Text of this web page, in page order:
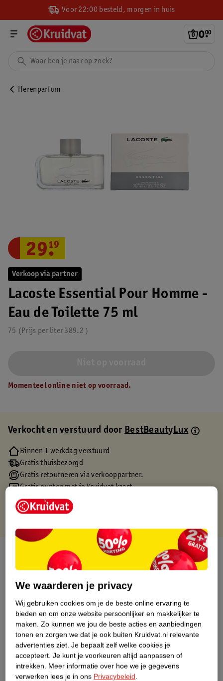
Voor 22:00 besteld, morgen in huis
0.
00
Herenparfum
Verkoop via partner
Lacoste Essential Pour Homme -
Eau de Toilette 75 ml
75 389.2
Prijs per liter
29.
19
Momenteel online niet op voorraad.
Verkocht en verstuurd doorBestBeautyLux
Binnen 1 werkdag verstuurd
Gratis thuisbezorgd
Gratis retourneren via verkooppartner.
Gratis punten met je Kruidvat kaart
Over dit product
Etiketinformatie
Nature Impact Score
Dit product heeft (nog) geen Nature
Impact Score.
Meer informatie
We waarderen je privacy
Wij gebruiken cookies om je de beste online ervaring te
bieden en om onze website persoonlijker en makkelijker te
maken. Zo kunnen we jou de beste acties en aanbiedingen
tonen en zorgen we dat je ook buiten Kruidvat.nl relevante
advertenties ziet. Je bepaalt zelf welke cookies je
accepteert. Je kunt je voorkeuren altijd aanpassen of
intrekken. Meer informatie over hoe we je gegevens
verwerken lees je in ons Privacybeleid.